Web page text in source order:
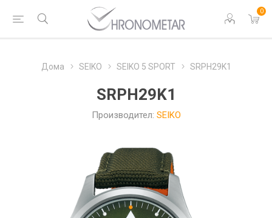
0
Дома SEIKO SEIKO 5 SPORT SRPH29K1
SRPH29K1
Производител: SEIKO